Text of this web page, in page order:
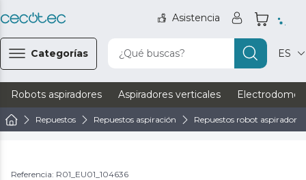
Asistencia
Categorías ¿Qué buscas? ES
Robots aspiradores Aspiradores verticales
Repuestos Repuestos aspiración Repuestos robot aspirador
Referencia: R01_EU01_104636